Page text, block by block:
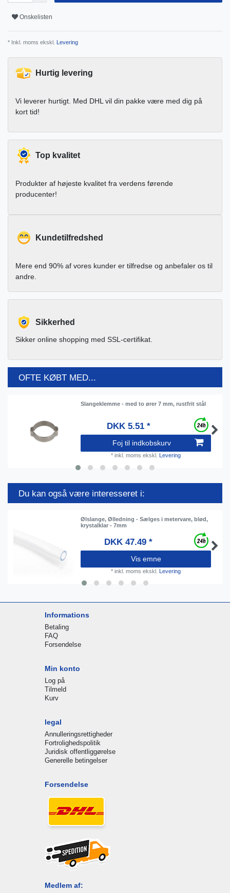
Onskelisten
* Inkl. moms ekskl. Levering
Hurtig levering
Vi leverer hurtigt. Med DHL vil din pakke være med dig på
kort tid!
Top kvalitet
Produkter af højeste kvalitet fra verdens førende
producenter!
Kundetilfredshed
Mere end 90% af vores kunder er tilfredse og anbefaler os til
andre.
Sikkerhed
Sikker online shopping med SSL-certifikat.
OFTE KØBT MED...
Slangeklemme - med to ører 7 mm, rustfrit stål
DKK 5.51 *
Foj til indkobskurv
* inkl. moms ekskl. Levering
Du kan også være interesseret i:
Ølslange, Ølledning - Sælges i metervare, blød,
krystalklar - 7mm
DKK 47.49 *
Vis emne
* inkl. moms ekskl. Levering
Informations
Betaling
FAQ
Forsendelse
Min konto
Log på
Tilmeld
Kurv
legal
Annulleringsrettigheder
Fortrolighedspolitik
Juridisk offentliggørelse
Generelle betingelser
Forsendelse
Medlem af: